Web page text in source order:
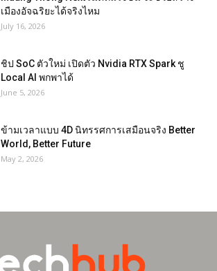
เมืองอัจฉริยะได้จริงไหม
July 16, 2026
ชิป SoC ตัวใหม่ เปิดตัว Nvidia RTX Spark ชู
Local AI พกพาได้
June 5, 2026
ข้ามเวลาแบบ 4D นิทรรศการเสมือนจริง Better
World, Better Future
May 2, 2026